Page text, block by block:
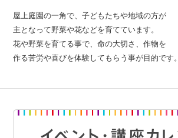
屋上庭園の一角で、子どもたちや地域の方が
主となって野菜や花などを育てています。
花や野菜を育てる事で、命の大切さ、作物を
作る苦労や喜びを体験してもらう事が目的です。